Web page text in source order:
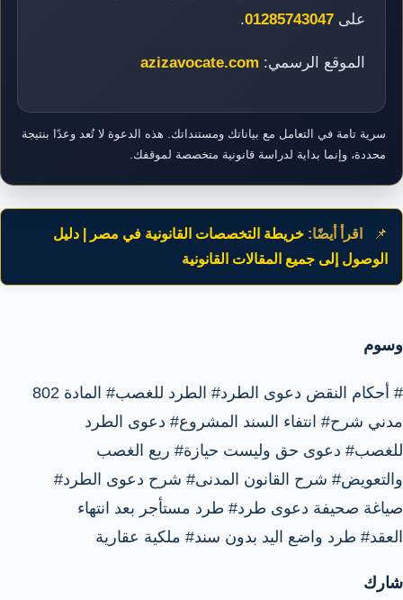
على 01285743047
.
الموقع الرسمي: azizavocate.com
سرية تامة في التعامل مع بياناتك ومستنداتك. هذه الدعوة لا تُعد وعدًا بنتيجة
محددة، وإنما بداية لدراسة قانونية متخصصة لموقفك.
📌 اقرأ أيضًا: خريطة التخصصات القانونية في مصر | دليل
الوصول إلى جميع المقالات القانونية
وسوم
# أحكام النقض دعوى الطرد# الطرد للغصب#
المادة 802
مدني شرح# انتفاء السند المشروع# دعوى الطرد
للغصب# دعوى حق وليست حيازة# ريع الغصب
والتعويض# شرح القانون المدنى# شرح دعوى الطرد#
صياغة صحيفة دعوى طرد# طرد مستأجر بعد انتهاء
العقد# طرد واضع اليد بدون سند# ملكية عقارية
شارك